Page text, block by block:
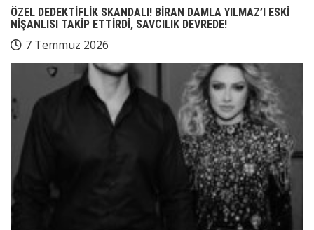
ÖZEL DEDEKTİFLİK SKANDALI! BİRAN DAMLA YILMAZ’I ESKİ
NİŞANLISI TAKİP ETTİRDİ, SAVCILIK DEVREDE!
7 Temmuz 2026